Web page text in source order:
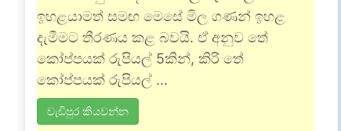
ඉහළයාමත් සමඟ මෙසේ මිල ගණන් ඉහළ
දැමීමට තීරණය කළ බවයි. ඒ අනුව තේ
කෝප්පයක් රුපියල් 5කින්, කිරි තේ
කෝප්පයක් රුපියල් …
වැඩිපුර කියවන්න